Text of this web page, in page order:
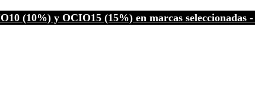
(10%) y OCIO15 (15%) en marcas seleccionadas